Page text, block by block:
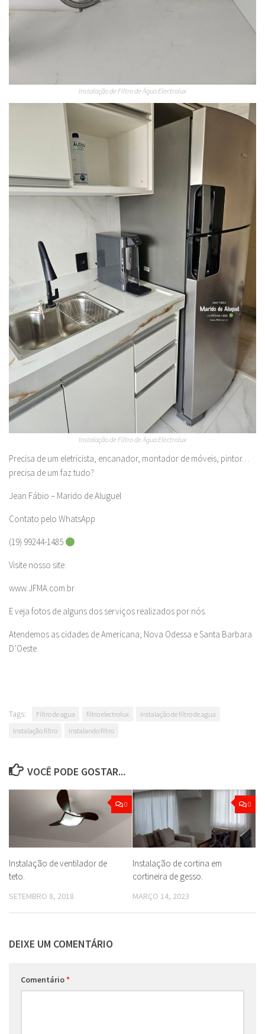
Instalação de Filtro de Água Electrolux
Instalação de Filtro de Água Electrolux
Precisa de um eletricista, encanador, montador de móveis, pintor…
precisa de um faz tudo?
Jean Fábio – Marido de Aluguel
Contato pelo WhatsApp
(19) 99244-1485
Visite nosso site:
www.JFMA.com.br
E veja fotos de alguns dos serviços realizados por nós.
Atendemos as cidades de Americana, Nova Odessa e Santa Barbara
D’Oeste.
Tags: Filtro de agua filtro electrolux
Instalação de filtro de agua
Instalação filtro
Instalando filtro
VOCÊ PODE GOSTAR...
0
Instalação de ventilador de
teto.
SETEMBRO 8, 2018
0
Instalação de cortina em
cortineira de gesso.
MARÇO 14, 2023
DEIXE UM COMENTÁRIO
Comentário*